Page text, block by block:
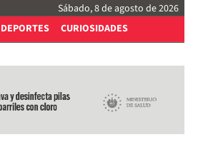
Sábado, 8 de agosto de 2026
DEPORTES CURIOSIDADES